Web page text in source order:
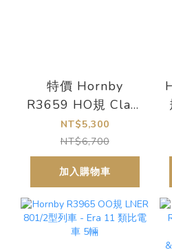
特價 Hornby
R3659 HO規 Class
67 Charlotte 柴油
車
NT$5,300
NT$6,700
加入購物車